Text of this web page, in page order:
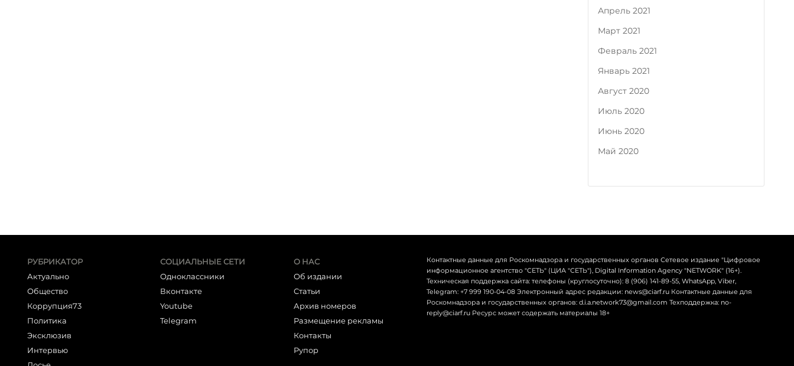
Апрель 2021
Март 2021
Февраль 2021
Январь 2021
Август 2020
Июль 2020
Июнь 2020
Май 2020
РУБРИКАТОР
Актуально
Общество
Коррупция73
Политика
Эксклюзив
Интервью
СОЦИАЛЬНЫЕ СЕТИ
Одноклассники
Вконтакте
Youtube
Telegram
О НАС
Об издании
Статьи
Архив номеров
Размещение рекламы
Контакты
Рупор
Контактные данные для Роскомнадзора и государственных органов Сетевое издание "Цифровое
информационное агентство "СЕТЬ" (ЦИА "СЕТЬ"), Digital Information Agency "NETWORK" (16+).
Техническая поддержка сайта: телефоны (круглосуточно): 8 (906) 141-89-55, WhatsApp, Viber,
Telegram: +7 999 190-04-08 Электронный адрес редакции: news@ciarf.ru Контактные данные для
Роскомнадзора и государственных органов: d.i.a.network73@gmail.com Техподдержка: no-
reply@ciarf.ru Ресурс может содержать материалы 18+